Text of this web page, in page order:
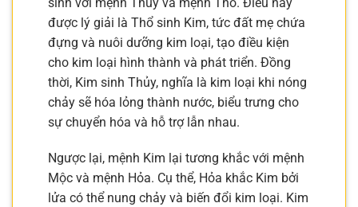
được lý giải là Thổ sinh Kim, tức đất mẹ chứa
đựng và nuôi dưỡng kim loại, tạo điều kiện
cho kim loại hình thành và phát triển. Đồng
thời, Kim sinh Thủy, nghĩa là kim loại khi nóng
chảy sẽ hóa lỏng thành nước, biểu trưng cho
sự chuyển hóa và hỗ trợ lẫn nhau.
Ngược lại, mệnh Kim lại tương khắc với mệnh
Mộc và mệnh Hỏa. Cụ thể, Hỏa khắc Kim bởi
lửa có thể nung chảy và biến đổi kim loại. Kim